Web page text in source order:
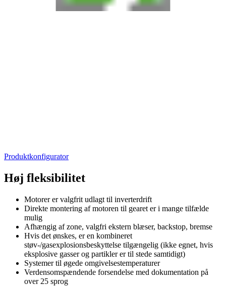
Produktkonfigurator
Høj fleksibilitet
Motorer er valgfrit udlagt til inverterdrift
Direkte montering af motoren til gearet er i mange tilfælde
mulig
Afhængig af zone, valgfri ekstern blæser, backstop, bremse
Hvis det ønskes, er en kombineret
støv-/gasexplosionsbeskyttelse tilgængelig (ikke egnet, hvis
eksplosive gasser og partikler er til stede samtidigt)
Systemer til øgede omgivelsestemperaturer
Verdensomspændende forsendelse med dokumentation på
over 25 sprog